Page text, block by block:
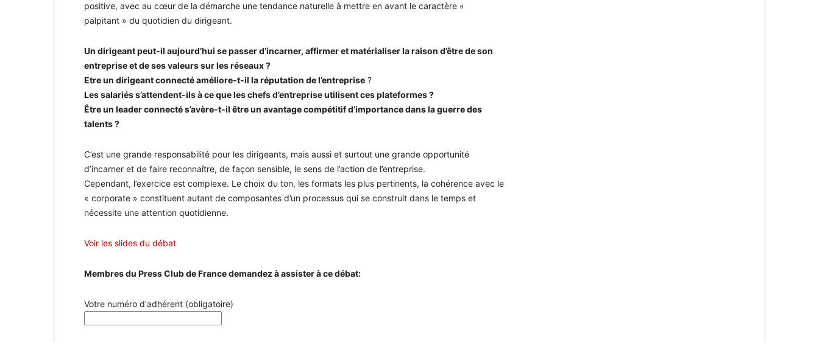
positive, avec au cœur de la démarche une tendance naturelle à mettre en avant le caractère «
palpitant » du quotidien du dirigeant.
Un dirigeant peut-il aujourd’hui se passer d’incarner, affirmer et matérialiser la raison d’être de son
entreprise et de ses valeurs sur les réseaux ?
Etre un dirigeant connecté améliore-t-il la réputation de l’entreprise ?
Les salariés s’attendent-ils à ce que les chefs d’entreprise utilisent ces plateformes ?
Être un leader connecté s’avère-t-il être un avantage compétitif d’importance dans la guerre des
talents ?
C’est une grande responsabilité pour les dirigeants, mais aussi et surtout une grande opportunité
d’incarner et de faire reconnaître, de façon sensible, le sens de l’action de l’entreprise.
Cependant, l’exercice est complexe. Le choix du ton, les formats les plus pertinents, la cohérence avec le
« corporate » constituent autant de composantes d’un processus qui se construit dans le temps et
nécessite une attention quotidienne.
Voir les slides du débat
Membres du Press Club de France demandez à assister à ce débat:
Votre numéro d'adhérent (obligatoire)